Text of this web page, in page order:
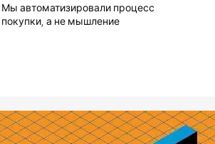
Мы автоматизировали процесс
покупки, а не мышление